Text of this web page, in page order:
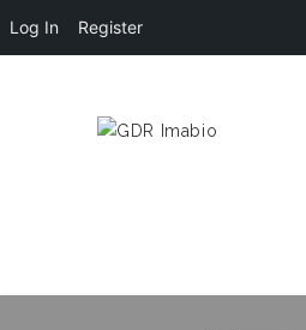
Log In Register